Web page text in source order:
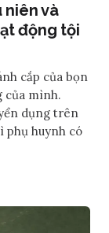
niên và
động tội
cắp của bọn
của mình.
dụng trên
phụ huynh có